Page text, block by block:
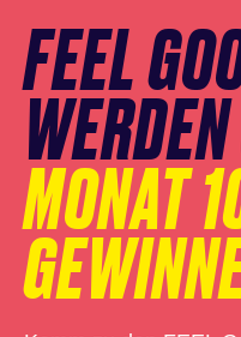
FEEL
MONAT